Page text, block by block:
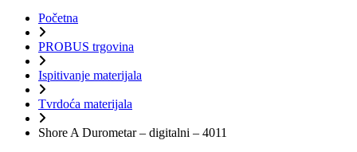
Početna
PROBUS trgovina
Ispitivanje materijala
Tvrdoća materijala
Shore A Durometar – digitalni – 4011